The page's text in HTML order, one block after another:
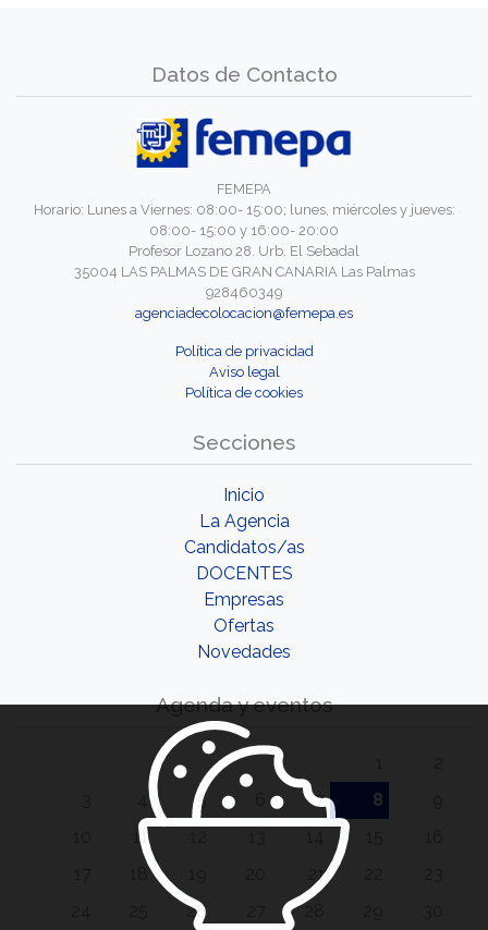
Datos de Contacto
FEMEPA
Horario: Lunes a Viernes: 08:00- 15:00; lunes, miércoles y jueves:
08:00- 15:00 y 16:00- 20:00
Profesor Lozano 28. Urb. El Sebadal
35004 LAS PALMAS DE GRAN CANARIA Las Palmas
928460349
agenciadecolocacion@femepa.es
Política de privacidad
Aviso legal
Política de cookies
Secciones
Inicio
La Agencia
Candidatos/as
DOCENTES
Empresas
Ofertas
Novedades
Agenda y eventos
5 7 8
11
21
26 28